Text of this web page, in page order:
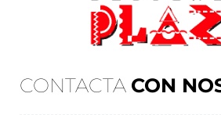
CONTACTA CON